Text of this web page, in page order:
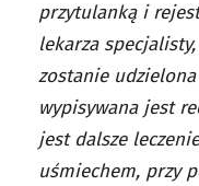
przytulanką i
lekarza
zostanie
wypisywana jest
jest dalsze
uśmiechem, przy